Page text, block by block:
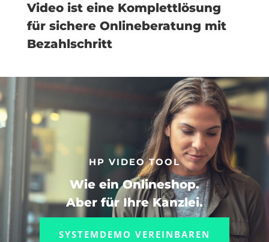
Video ist eine Komplettlösung
für sichere Onlineberatung mit
Bezahlschritt
HP VIDEO TOOL
Wie ein Onlineshop.
Aber für Ihre Kanzlei.
SYSTEMDEMO VEREINBAREN